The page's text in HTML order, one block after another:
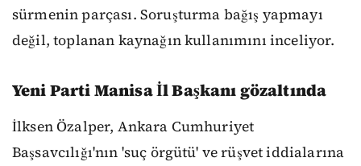
sürmenin parçası. Soruşturma bağış yapmayı
değil, toplanan kaynağın kullanımını inceliyor.
Yeni Parti Manisa İl Başkanı gözaltında
İlksen Özalper, Ankara Cumhuriyet
Başsavcılığı'nın 'suç örgütü' ve rüşvet iddialarına